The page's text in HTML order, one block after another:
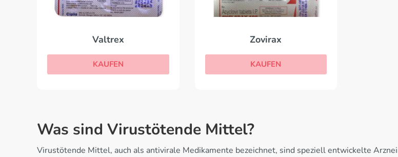
Valtrex
KAUFEN
Zovirax
KAUFEN
Was sind Virustötende Mittel?
Virustötende Mittel, auch als antivirale Medikamente bezeichnet, sind speziell entwickelte